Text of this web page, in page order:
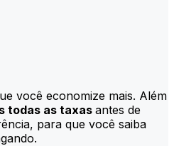
você economize mais. Além
todas as taxas antes de
para que você saiba